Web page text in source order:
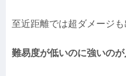
至近距離では超ダメージも
難易度が低いのに強いの